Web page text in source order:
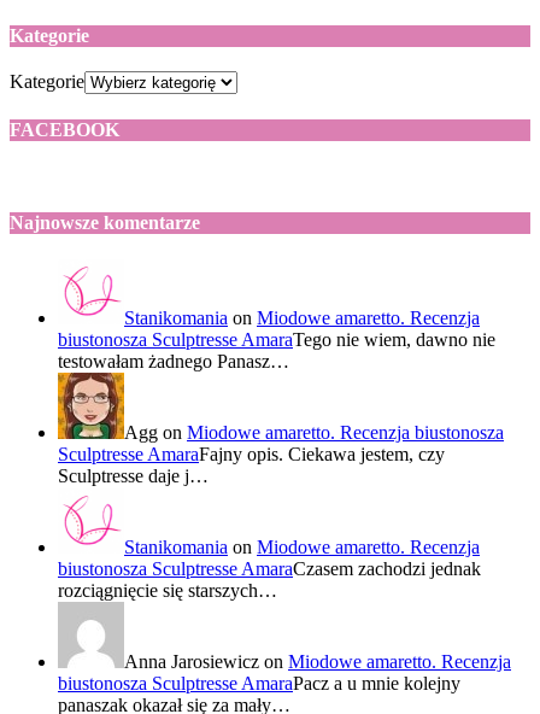
Kategorie
Kategorie
FACEBOOK
Najnowsze komentarze
Stanikomania on Miodowe amaretto. Recenzja
biustonosza Sculptresse AmaraTego nie wiem, dawno nie
testowałam żadnego Panasz…
Agg on Miodowe amaretto. Recenzja biustonosza
Sculptresse AmaraFajny opis. Ciekawa jestem, czy
Sculptresse daje j…
Stanikomania on Miodowe amaretto. Recenzja
biustonosza Sculptresse AmaraCzasem zachodzi jednak
rozciągnięcie się starszych…
Anna Jarosiewicz on Miodowe amaretto. Recenzja
biustonosza Sculptresse AmaraPacz a u mnie kolejny
panaszak okazał się za mały…